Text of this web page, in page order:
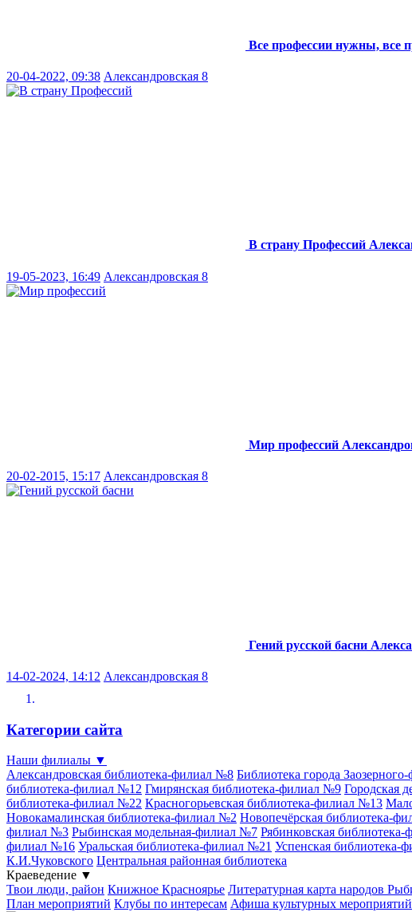
Все профессии нужны, все
20-04-2022, 09:38 Александровская 8
В страну Профессий
19-05-2023, 16:49 Александровская 8
Мир профессий
20-02-2015, 15:17 Александровская 8
Гений русской басни
14-02-2024, 14:12 Александровская 8
Категории сайта
Наши филиалы ▼
Александровская библиотека-филиал №8 Библиотека города
библиотека-филиал №12 Гмирянская библиотека-филиал №9 Городская
библиотека-филиал №22 Красногорьевская библиотека-филиал №13
Новокамалинская библиотека-филиал №2 Новопечёрская библиотека-
филиал №3 Рыбинская модельная-филиал №7 Рябинковская
филиал №16 Уральская библиотека-филиал №21 Успенская библиотека-
К.И.Чуковского Центральная районная библиотека
Краеведение ▼
Твои люди, район Книжное Красноярье Литературная карта народов
План мероприятий Клубы по интересам Афиша культурных мероприятий